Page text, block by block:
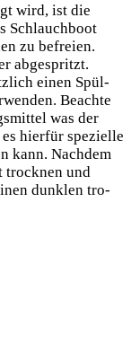
wird, ist die
Schlauch­boot
zu befrei­en.
abge­spritzt.
einen Spül­
Beach­te
was der
hier­für spe­zi­el­le
kann. Nach­dem
trock­nen und
dunk­len tro­